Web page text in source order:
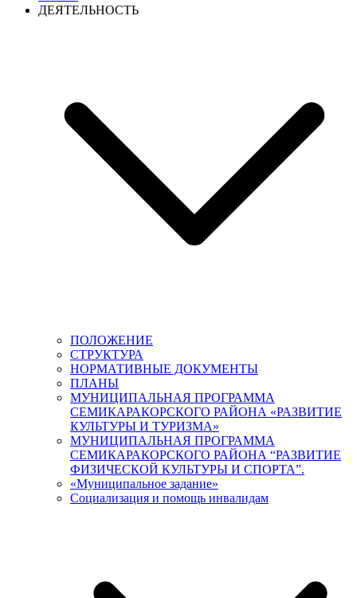
ДЕЯТЕЛЬНОСТЬ
ПОЛОЖЕНИЕ
СТРУКТУРА
НОРМАТИВНЫЕ ДОКУМЕНТЫ
ПЛАНЫ
МУНИЦИПАЛЬНАЯ ПРОГРАММА
СЕМИКАРАКОРСКОГО РАЙОНА «РАЗВИТИЕ
КУЛЬТУРЫ И ТУРИЗМА»
МУНИЦИПАЛЬНАЯ ПРОГРАММА
СЕМИКАРАКОРСКОГО РАЙОНА “РАЗВИТИЕ
ФИЗИЧЕСКОЙ КУЛЬТУРЫ И СПОРТА”.
«Муниципальное задание»
Социализация и помощь инвалидам